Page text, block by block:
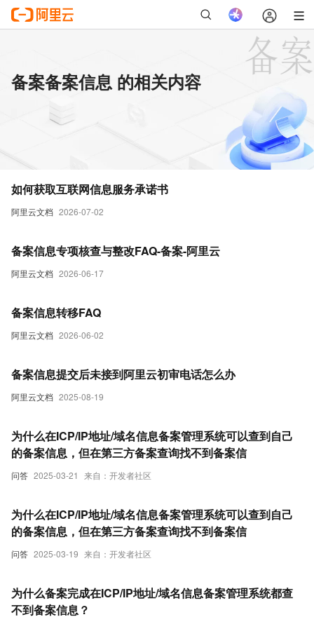
备案备案信息 的相关内容
阿里云文档 2026-07-02
如何获取互联网信息服务承诺书
阿里云文档 2026-06-17
备案信息专项核查与整改FAQ-备案-阿里云
阿里云文档 2026-06-02
备案信息转移FAQ
阿里云文档 2025-08-19
备案信息提交后未接到阿里云初审电话怎么办
问答 2025-03-21 来自：开发者社区
为什么在ICP/IP地址/域名信息备案管理系统可以查到自己
的备案信息，但在第三方备案查询找不到备案信
问答 2025-03-19 来自：开发者社区
为什么在ICP/IP地址/域名信息备案管理系统可以查到自己
的备案信息，但在第三方备案查询找不到备案信
为什么备案完成在ICP/IP地址/域名信息备案管理系统都查
不到备案信息？